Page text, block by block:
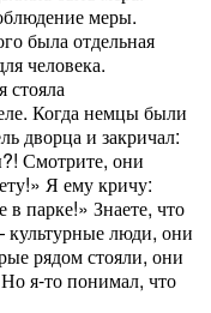
меры.
была отдельная
человека.
стояла
Когда немцы были
дворца и закричал:
Смотрите, они
Я ему кричу:
парке!» Знаете, что
люди, они
рядом стояли, они
Но я-то понимал, что